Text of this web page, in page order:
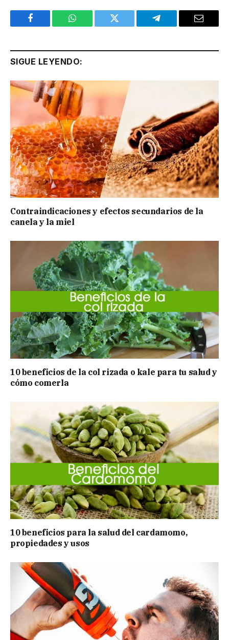
Facebook WhatsApp Twitter Telegram Email
SIGUE LEYENDO:
Contraindicaciones y efectos secundarios de la
canela y la miel
10 beneficios de la col rizada o kale para tu salud y
cómo comerla
10 beneficios para la salud del cardamomo,
propiedades y usos